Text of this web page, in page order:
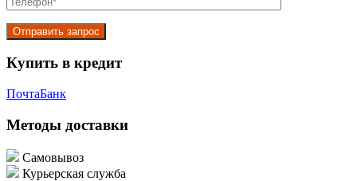
Купить в кредит
ПочтаБанк
Методы доставки
Самовывоз
Курьерская служба